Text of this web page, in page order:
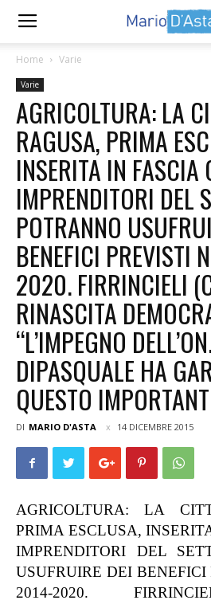
Home Varie
Varie
AGRICOLTURA: LA
RAGUSA, PRIMA
INSERITA IN FASCIA
IMPRENDITORI DEL
POTRANNO
BENEFICI PREVISTI
2020. FIRRINCIELI
RINASCITA
“L’IMPEGNO
DIPASQUALE HA
QUESTO
DI MARIO D'ASTA 14 DICEMBRE 2015
AGRICOLTURA: LA
PRIMA ESCLUSA,
IMPRENDITORI DEL
USUFRUIRE DEI BENEFICI
2014-2020.